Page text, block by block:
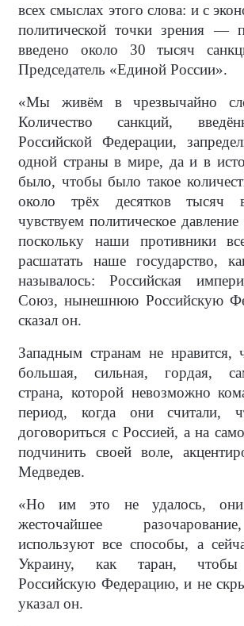
всех смыслах этого слова: и с
политической точки зрения —
введено около 30 тысяч
Председатель «Единой России».
«Мы живём в чрезвычайно
Количество санкций,
Российской Федерации,
одной страны в мире, да и в
было, чтобы было такое
около трёх десятков тысяч
чувствуем политическое
поскольку наши противники
расшатать наше государство,
называлось: Российская
Союз, нынешнюю Российскую
сказал он.
Западным странам не
большая, сильная, гордая,
страна, которой невозможно
период, когда они считали,
договориться с Россией, а на
подчинить своей воле,
Медведев.
«Но им это не удалось, они
жесточайшее
используют все способы, а
Украину, как таран, чтобы
Российскую Федерацию, и не
указал он.